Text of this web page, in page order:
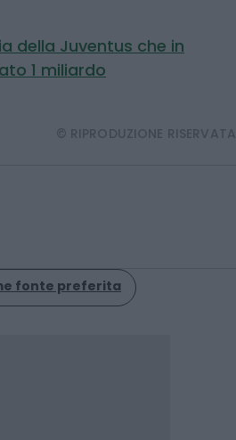
della Juventus che in
1 miliardo
© RIPRODUZIONE RISERVATA
fonte preferita